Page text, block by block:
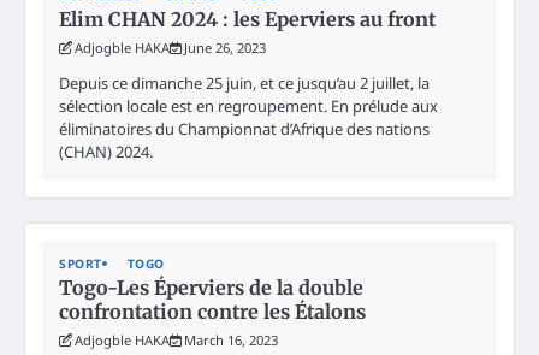
Elim CHAN 2024 : les Eperviers au front
Adjogble HAKA June 26, 2023
Depuis ce dimanche 25 juin, et ce jusqu’au 2 juillet, la
sélection locale est en regroupement. En prélude aux
éliminatoires du Championnat d’Afrique des nations
(CHAN) 2024.
SPORT TOGO
Togo-Les Éperviers de la double
confrontation contre les Étalons
Adjogble HAKA March 16, 2023